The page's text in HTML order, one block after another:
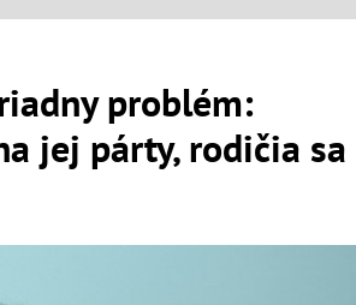
problém:
jej párty, rodičia sa